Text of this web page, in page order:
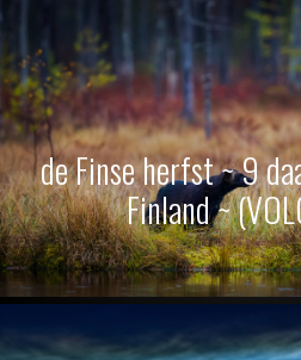
de Finse herfst ~ 9
Finland ~